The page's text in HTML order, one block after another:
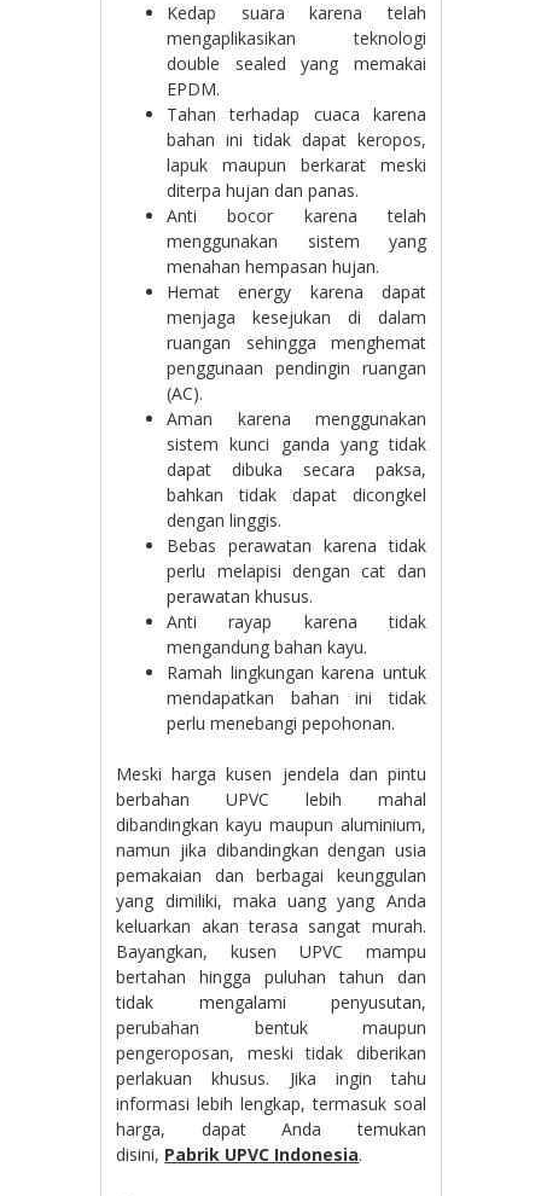
Kedap suara karena telah
mengaplikasikan teknologi
double sealed yang memakai
EPDM.
Tahan terhadap cuaca karena
bahan ini tidak dapat keropos,
lapuk maupun berkarat meski
diterpa hujan dan panas.
Anti bocor karena telah
menggunakan sistem yang
menahan hempasan hujan.
Hemat energy karena dapat
menjaga kesejukan di dalam
ruangan sehingga menghemat
penggunaan pendingin ruangan
(AC).
Aman karena menggunakan
sistem kunci ganda yang tidak
dapat dibuka secara paksa,
bahkan tidak dapat dicongkel
dengan linggis.
Bebas perawatan karena tidak
perlu melapisi dengan cat dan
perawatan khusus.
Anti rayap karena tidak
mengandung bahan kayu.
Ramah lingkungan karena untuk
mendapatkan bahan ini tidak
perlu menebangi pepohonan.
Meski harga kusen jendela dan pintu
berbahan UPVC lebih mahal
dibandingkan kayu maupun aluminium,
namun jika dibandingkan dengan usia
pemakaian dan berbagai keunggulan
yang dimiliki, maka uang yang Anda
keluarkan akan terasa sangat murah.
Bayangkan, kusen UPVC mampu
bertahan hingga puluhan tahun dan
tidak mengalami penyusutan,
perubahan bentuk maupun
pengeroposan, meski tidak diberikan
perlakuan khusus. Jika ingin tahu
informasi lebih lengkap, termasuk soal
harga, dapat Anda temukan
disini, Pabrik UPVC Indonesia.